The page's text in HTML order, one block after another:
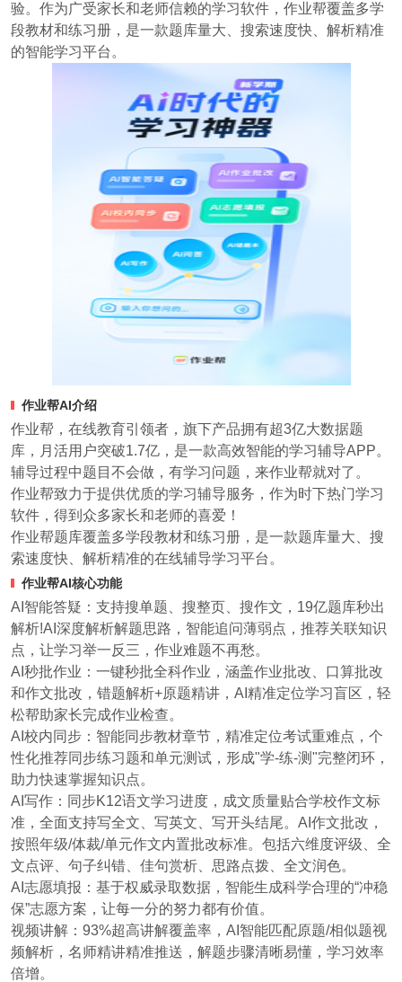
验。作为广受家长和老师信赖的学习软件，作业帮覆盖多学
段教材和练习册，是一款题库量大、搜索速度快、解析精准
的智能学习平台。
作业帮AI介绍
作业帮，在线教育引领者，旗下产品拥有超3亿大数据题
库，月活用户突破1.7亿，是一款高效智能的学习辅导APP。
辅导过程中题目不会做，有学习问题，来作业帮就对了。
作业帮致力于提供优质的学习辅导服务，作为时下热门学习
软件，得到众多家长和老师的喜爱！
作业帮题库覆盖多学段教材和练习册，是一款题库量大、搜
索速度快、解析精准的在线辅导学习平台。
作业帮AI核心功能
AI智能答疑：支持搜单题、搜整页、搜作文，19亿题库秒出
解析!AI深度解析解题思路，智能追问薄弱点，推荐关联知识
点，让学习举一反三，作业难题不再愁。
AI秒批作业：一键秒批全科作业，涵盖作业批改、口算批改
和作文批改，错题解析+原题精讲，AI精准定位学习盲区，轻
松帮助家长完成作业检查。
AI校内同步：智能同步教材章节，精准定位考试重难点，个
性化推荐同步练习题和单元测试，形成"学-练-测"完整闭环，
助力快速掌握知识点。
AI写作：同步K12语文学习进度，成文质量贴合学校作文标
准，全面支持写全文、写英文、写开头结尾。AI作文批改，
按照年级/体裁/单元作文内置批改标准。包括六维度评级、全
文点评、句子纠错、佳句赏析、思路点拨、全文润色。
AI志愿填报：基于权威录取数据，智能生成科学合理的“冲稳
保”志愿方案，让每一分的努力都有价值。
视频讲解：93%超高讲解覆盖率，AI智能匹配原题/相似题视
频解析，名师精讲精准推送，解题步骤清晰易懂，学习效率
倍增。